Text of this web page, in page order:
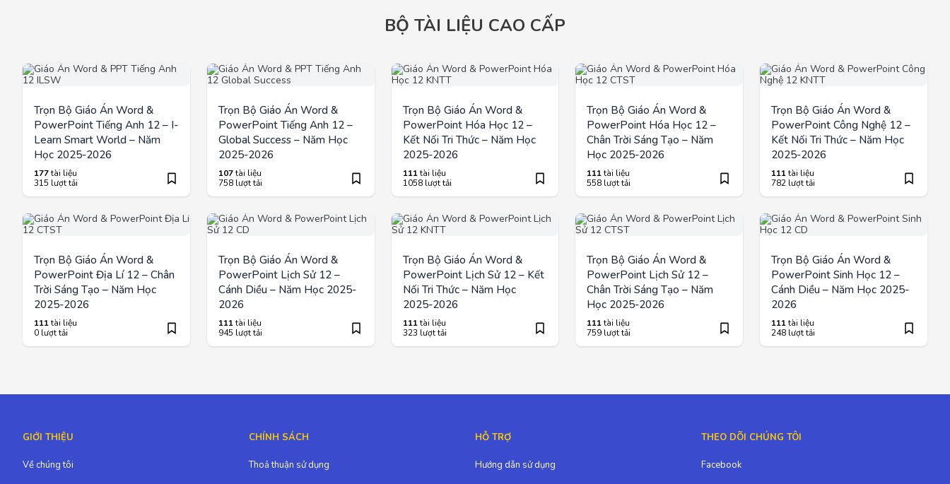
BỘ TÀI LIỆU CAO CẤP
Trọn Bộ Giáo Án Word &
PowerPoint Tiếng Anh 12 – I-
Learn Smart World – Năm
Học 2025-2026
177tài liệu
315 lượt tải
Trọn Bộ Giáo Án Word &
PowerPoint Tiếng Anh 12 –
Global Success – Năm Học
2025-2026
107tài liệu
758 lượt tải
Trọn Bộ Giáo Án Word &
PowerPoint Hóa Học 12 –
Kết Nối Tri Thức – Năm Học
2025-2026
111tài liệu
1058 lượt tải
Trọn Bộ Giáo Án Word &
PowerPoint Hóa Học 12 –
Chân Trời Sáng Tạo – Năm
Học 2025-2026
111tài liệu
558 lượt tải
Trọn Bộ Giáo Án Word &
PowerPoint Công Nghệ 12 –
Kết Nối Tri Thức – Năm Học
2025-2026
111tài liệu
782 lượt tải
Trọn Bộ Giáo Án Word &
PowerPoint Địa Lí 12 – Chân
Trời Sáng Tạo – Năm Học
2025-2026
111tài liệu
0 lượt tải
Trọn Bộ Giáo Án Word &
PowerPoint Lịch Sử 12 –
Cánh Diều – Năm Học 2025-
2026
111tài liệu
945 lượt tải
Trọn Bộ Giáo Án Word &
PowerPoint Lịch Sử 12 – Kết
Nối Tri Thức – Năm Học
2025-2026
111tài liệu
323 lượt tải
Trọn Bộ Giáo Án Word &
PowerPoint Lịch Sử 12 –
Chân Trời Sáng Tạo – Năm
Học 2025-2026
111tài liệu
759 lượt tải
Trọn Bộ Giáo Án Word &
PowerPoint Sinh Học 12 –
Cánh Diều – Năm Học 2025-
2026
111tài liệu
248 lượt tải
GIỚI THIỆU
Về chúng tôi
CHÍNH SÁCH
Thoả thuận sử dụng
HỖ TRỢ
Hướng dẫn sử dụng
THEO DÕI CHÚNG TÔI
Facebook